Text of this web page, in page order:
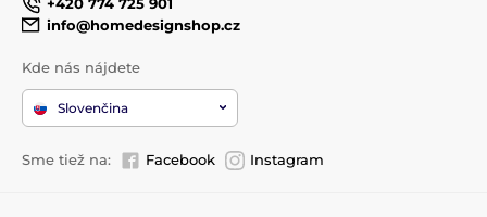
info@homedesignshop.cz
Kde nás nájdete
Slovenčina
Sme tiež na: Facebook Instagram